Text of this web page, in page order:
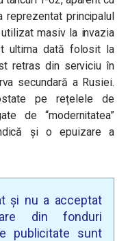
reprezentat principalul
masiv la invazia
ultima dată folosit la
retras din serviciu în
secundară a Rusiei.
pe rețelele de
de “modernitatea”
și o epuizare a
și nu a acceptat
din fonduri
publicitate sunt